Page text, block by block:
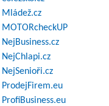
Mládež.cz
MOTORcheckUP
NejBusiness.cz
NejChlapi.cz
NejSenioři.cz
ProdejFirem.eu
ProfiBusiness.eu